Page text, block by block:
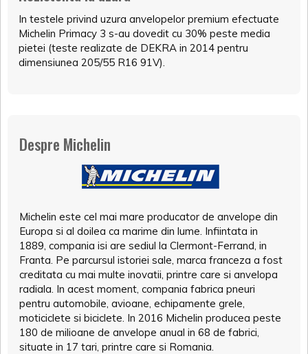
In testele privind uzura anvelopelor premium efectuate
Michelin Primacy 3 s-au dovedit cu 30% peste media
pietei (teste realizate de DEKRA in 2014 pentru
dimensiunea 205/55 R16 91V).
Despre Michelin
Michelin este cel mai mare producator de anvelope din
Europa si al doilea ca marime din lume. Infiintata in
1889, compania isi are sediul la Clermont-Ferrand, in
Franta. Pe parcursul istoriei sale, marca franceza a fost
creditata cu mai multe inovatii, printre care si anvelopa
radiala. In acest moment, compania fabrica pneuri
pentru automobile, avioane, echipamente grele,
moticiclete si biciclete. In 2016 Michelin producea peste
180 de milioane de anvelope anual in 68 de fabrici,
situate in 17 tari, printre care si Romania.